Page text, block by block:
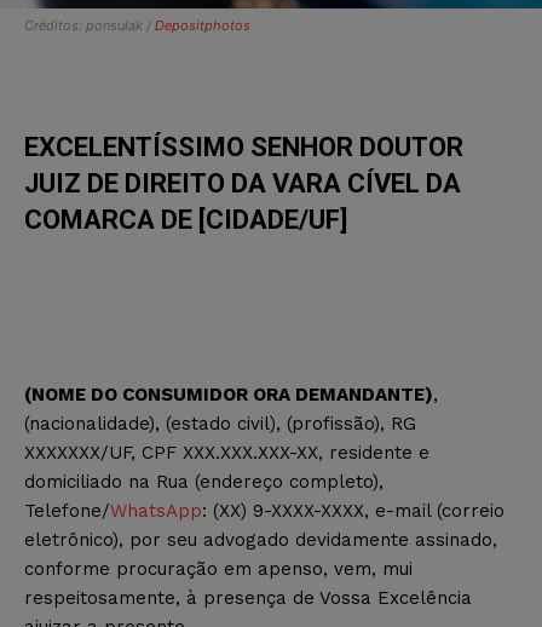
Créditos: ponsulak / Depositphotos
EXCELENTÍSSIMO SENHOR DOUTOR
JUIZ DE DIREITO DA VARA CÍVEL DA
COMARCA DE [CIDADE/UF]
(NOME DO CONSUMIDOR ORA DEMANDANTE),
(nacionalidade), (estado civil), (profissão), RG
XXXXXXX/UF, CPF XXX.XXX.XXX-XX, residente e
domiciliado na Rua (endereço completo),
Telefone/WhatsApp: (XX) 9-XXXX-XXXX, e-mail (correio
eletrônico), por seu advogado devidamente assinado,
conforme procuração em apenso, vem, mui
respeitosamente, à presença de Vossa Excelência